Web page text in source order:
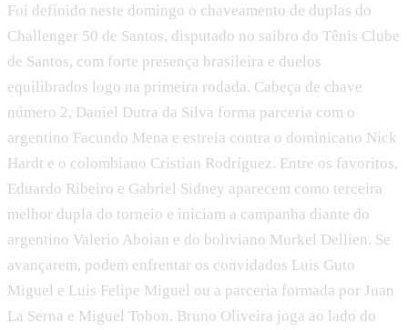
Foi definido neste domingo o chaveamento de duplas do
Challenger 50 de Santos, disputado no saibro do Tênis Clube
de Santos, com forte presença brasileira e duelos
equilibrados logo na primeira rodada. Cabeça de chave
número 2, Daniel Dutra da Silva forma parceria com o
argentino Facundo Mena e estreia contra o dominicano Nick
Hardt e o colombiano Cristian Rodríguez. Entre os favoritos,
Eduardo Ribeiro e Gabriel Sidney aparecem como terceira
melhor dupla do torneio e iniciam a campanha diante do
argentino Valerio Aboian e do boliviano Murkel Dellien. Se
avançarem, podem enfrentar os convidados Luis Guto
Miguel e Luis Felipe Miguel ou a parceria formada por Juan
La Serna e Miguel Tobon. Bruno Oliveira joga ao lado do